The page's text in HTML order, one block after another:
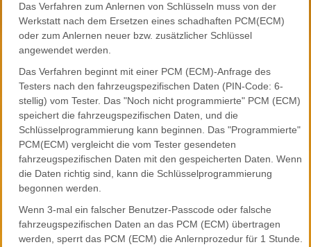
Das Verfahren zum Anlernen von Schlüsseln muss von der
Werkstatt nach dem Ersetzen eines schadhaften PCM(ECM)
oder zum Anlernen neuer bzw. zusätzlicher Schlüssel
angewendet werden.
Das Verfahren beginnt mit einer PCM (ECM)-Anfrage des
Testers nach den fahrzeugspezifischen Daten (PIN-Code: 6-
stellig) vom Tester. Das "Noch nicht programmierte" PCM (ECM)
speichert die fahrzeugspezifischen Daten, und die
Schlüsselprogrammierung kann beginnen. Das "Programmierte"
PCM(ECM) vergleicht die vom Tester gesendeten
fahrzeugspezifischen Daten mit den gespeicherten Daten. Wenn
die Daten richtig sind, kann die Schlüsselprogrammierung
begonnen werden.
Wenn 3-mal ein falscher Benutzer-Passcode oder falsche
fahrzeugspezifischen Daten an das PCM (ECM) übertragen
werden, sperrt das PCM (ECM) die Anlernprozedur für 1 Stunde.